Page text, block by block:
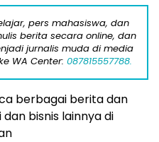
pers mahasiswa, dan
berita secara online, dan
jurnalis muda di media
WA Center: 087815557788.
berbagai berita dan
bisnis lainnya di